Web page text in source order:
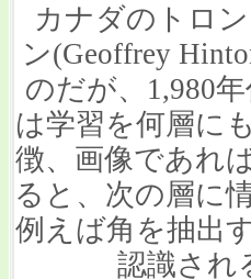
カナダのトロ
ン(Geoffrey
のだが、1,980
は学習を何層に
徴、画像であれ
ると、次の層に
例えば角を抽出
認識され